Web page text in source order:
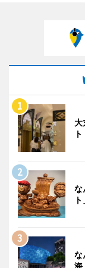
大
な
な